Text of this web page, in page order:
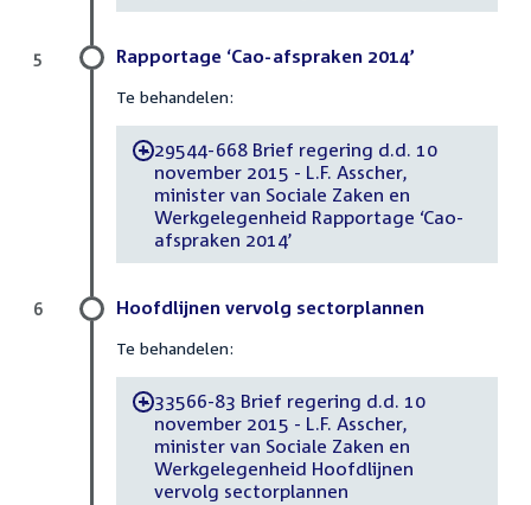
Rapportage ‘Cao-afspraken 2014’
Te behandelen:
-29544-668 Brief regering d.d. 10
november 2015 - L.F. Asscher,
minister van Sociale Zaken en
Werkgelegenheid Rapportage ‘Cao-
afspraken 2014’
5
Hoofdlijnen vervolg sectorplannen
Te behandelen:
-33566-83 Brief regering d.d. 10
november 2015 - L.F. Asscher,
minister van Sociale Zaken en
Werkgelegenheid Hoofdlijnen
vervolg sectorplannen
6